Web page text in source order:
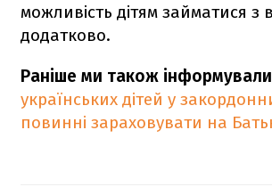
можливість дітям займатися з
додатково.
Раніше ми також інформували
українських дітей у
повинні зараховувати на